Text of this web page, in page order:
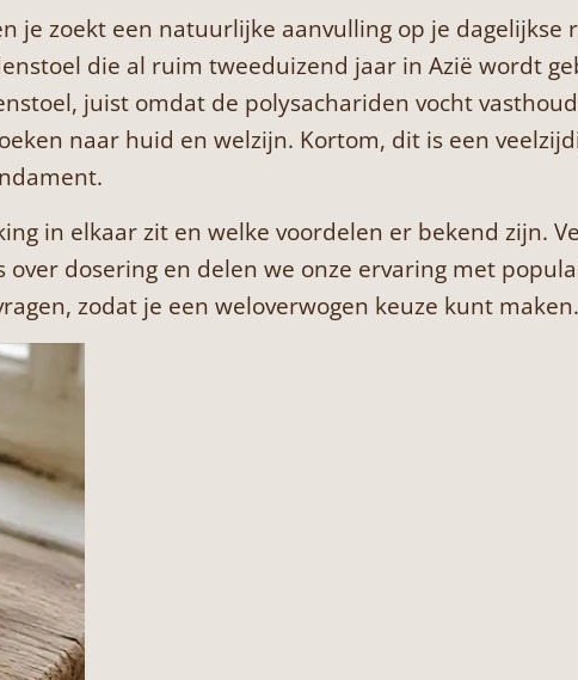
je zoekt een natuurlijke aanvulling op je dagelijkse
die al ruim tweeduizend jaar in Azië wordt
juist omdat de polysachariden vocht
naar huid en welzijn. Kortom, dit is een
in elkaar zit en welke voordelen er bekend zijn.
dosering en delen we onze ervaring met
zodat je een weloverwogen keuze kunt maken.